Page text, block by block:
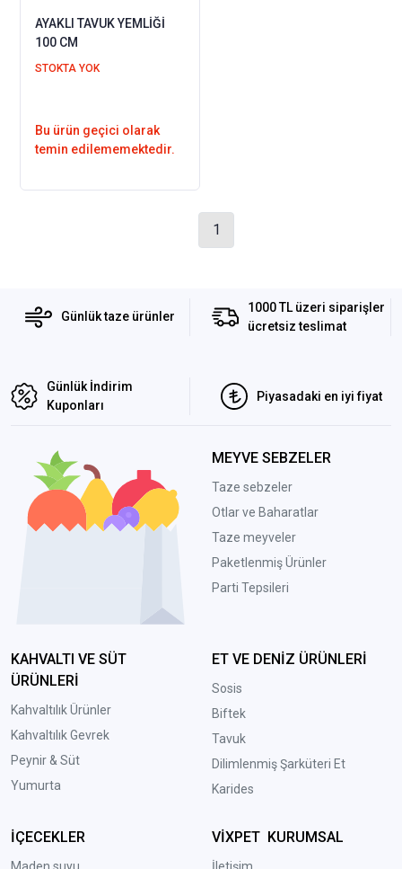
AYAKLI TAVUK YEMLİĞİ
100 CM
STOKTA YOK
Bu ürün geçici olarak
temin edilememektedir.
1
Günlük taze ürünler
1000 TL üzeri siparişler
ücretsiz teslimat
Günlük İndirim
Kuponları
Piyasadaki en iyi fiyat
MEYVE SEBZELER
Taze sebzeler
Otlar ve Baharatlar
Taze meyveler
Paketlenmiş Ürünler
Parti Tepsileri
KAHVALTI VE SÜT
ÜRÜNLERİ
Kahvaltılık Ürünler
Kahvaltılık Gevrek
Peynir & Süt
Yumurta
ET VE DENİZ ÜRÜNLERİ
Sosis
Biftek
Tavuk
Dilimlenmiş Şarküteri Et
Karides
İÇECEKLER VİXPET KURUMSAL